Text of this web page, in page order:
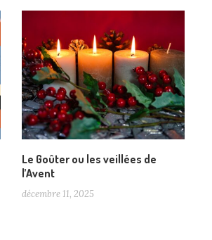
Le Goûter ou les veillées de
l’Avent
décembre 11, 2025